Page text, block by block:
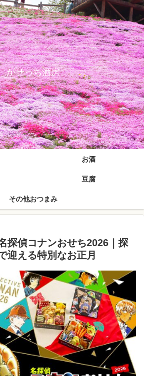
がせっち酒房
お酒
豆腐
その他おつまみ
探偵コナンおせち2026｜探
迎える特別なお正月